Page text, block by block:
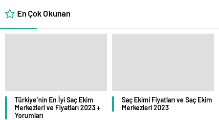
En Çok Okunan
Türkiye’nin En İyi Saç Ekim
Merkezleri ve Fiyatları 2023 +
Yorumları
Saç Ekimi Fiyatları ve Saç Ekim
Merkezleri 2023